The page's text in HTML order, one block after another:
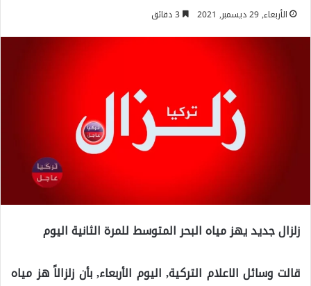
الأربعاء, 29 ديسمبر, 2021
زلزال جديد يهز مياه البحر المتوسط للمرة الثانية اليوم
قالت وسائل الاعلام التركية, اليوم الأربعاء, بأن زلزالاً هز مياه